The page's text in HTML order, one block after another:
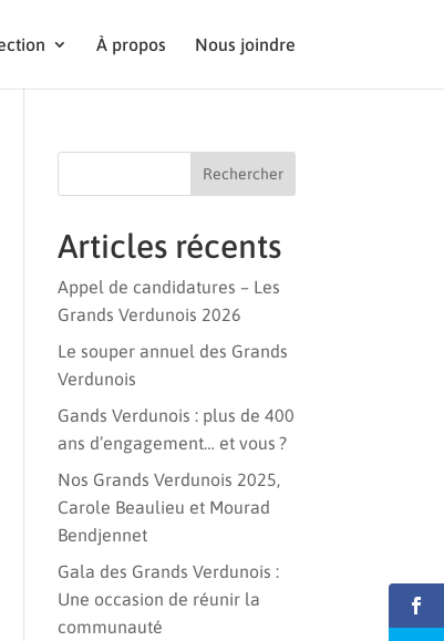
À propos Nous joindre
Rechercher
Articles récents
Appel de candidatures – Les
Grands Verdunois 2026
Le souper annuel des Grands
Verdunois
Gands Verdunois : plus de 400
ans d’engagement… et vous ?
Nos Grands Verdunois 2025,
Carole Beaulieu et Mourad
Bendjennet
Gala des Grands Verdunois :
Une occasion de réunir la
communauté